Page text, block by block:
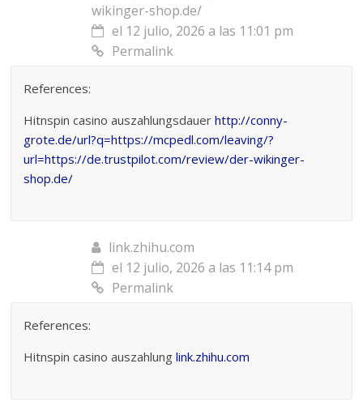
wikinger-shop.de/
el 12 julio, 2026 a las 11:01 pm
Permalink
References:
Hitnspin casino auszahlungsdauerhttp://conny-
grote.de/url?q=https://mcpedl.com/leaving/?
url=https://de.trustpilot.com/review/der-wikinger-
shop.de/
link.zhihu.com
el 12 julio, 2026 a las 11:14 pm
Permalink
References:
Hitnspin casino auszahlunglink.zhihu.com